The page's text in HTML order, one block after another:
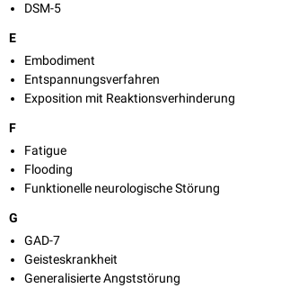
DSM-5
E
Embodiment
Entspannungsverfahren
Exposition mit Reaktionsverhinderung
F
Fatigue
Flooding
Funktionelle neurologische Störung
G
GAD-7
Geisteskrankheit
Generalisierte Angststörung